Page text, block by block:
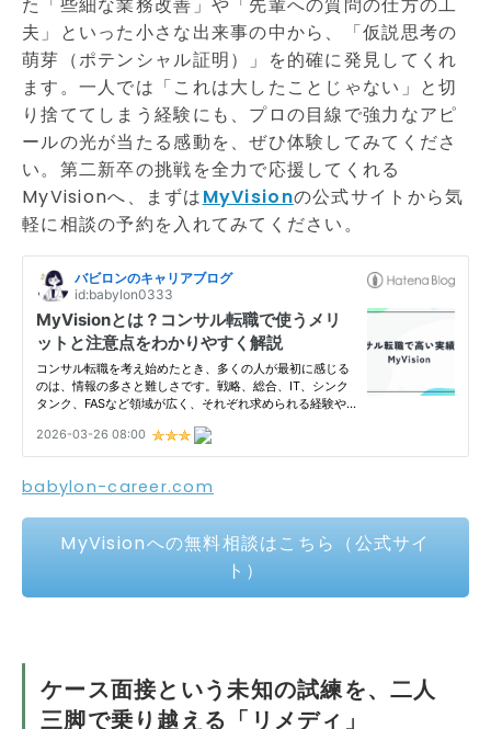
た「些細な業務改善」や「先輩への質問の仕方の工
夫」といった小さな出来事の中から、「仮説思考の
萌芽（ポテンシャル証明）」を的確に発見してくれ
ます。一人では「これは大したことじゃない」と切
り捨ててしまう経験にも、プロの目線で強力なアピ
ールの光が当たる感動を、ぜひ体験してみてくださ
い。第二新卒の挑戦を全力で応援してくれる
MyVisionへ、まずはMyVisionの公式サイトから気
軽に相談の予約を入れてみてください。
babylon-career.com
MyVisionへの無料相談はこちら（公式サイ
ト）
ケース面接という未知の試練を、二人
三脚で乗り越える「リメディ」